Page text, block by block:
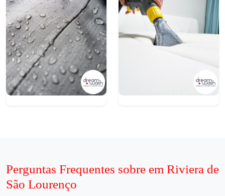
Perguntas Frequentes sobre em Riviera de
São Lourenço